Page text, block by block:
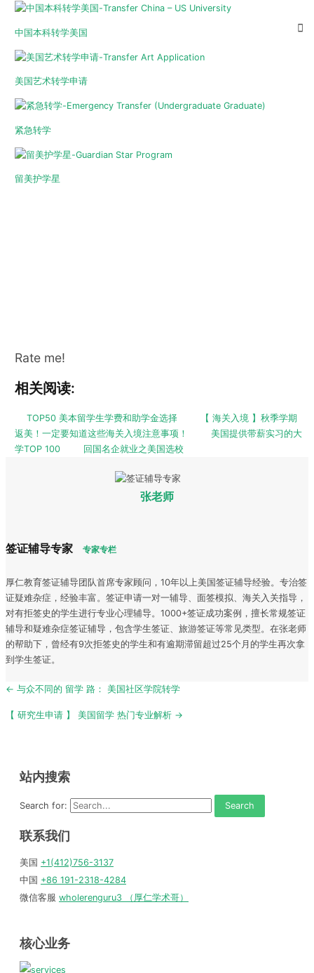
中国本科转学美国
美国艺术转学申请
紧急转学
留美护学星
Rate me!
相关阅读:
TOP50 美本留学生学费和助学金选择
【 海关入境 】秋季学期
返美！一定要知道这些海关入境注意事项！
美国提供带薪实习的大
学TOP 100
回国名企就业之美国选校
张老师
签证辅导专家 专家专栏
厚仁教育签证辅导团队首席专家顾问，10年以上美国签证辅导经验。专治签
证疑难杂症，经验丰富。签证申请一对一辅导、面签模拟、海关入关指导，
对有拒签史的学生进行专业心理辅导。1000+签证成功案例，擅长常规签证
辅导和疑难杂症签证辅导，包含学生签证、旅游签证等常见类型。在张老师
的帮助下，曾经有9次拒签史的学生和有逾期滞留超过25个月的学生再次拿
到学生签证。
Post
← 与众不同的 留学 路： 美国社区学院转学
【 研究生申请 】 美国留学 热门专业解析 →
站内搜索
Search for:
联系我们
美国 +1(412)756-3137
中国 +86 191-2318-4284
微信客服 wholerenguru3 （厚仁学术哥）
核心业务